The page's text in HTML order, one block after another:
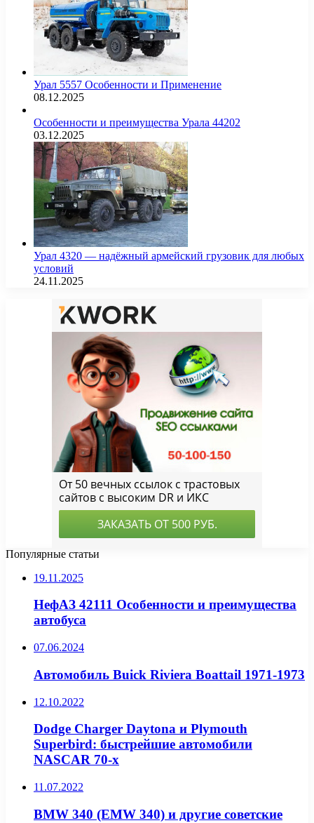
Урал 5557 Особенности и Применение
08.12.2025
Особенности и преимущества Урала 44202
03.12.2025
Урал 4320 — надёжный армейский грузовик для любых
условий
24.11.2025
Популярные статьи
19.11.2025
НефАЗ 42111 Особенности и преимущества
автобуса
07.06.2024
Автомобиль Buick Riviera Boattail 1971-1973
12.10.2022
Dodge Charger Daytona и Plymouth
Superbird: быстрейшие автомобили
NASCAR 70-х
11.07.2022
BMW 340 (EMW 340) и другие советские